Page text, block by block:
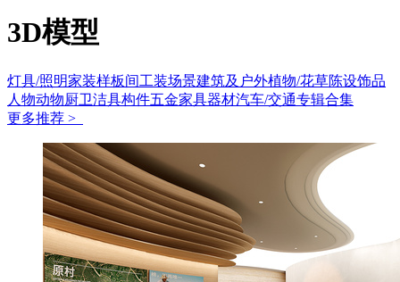
3D模型
灯具/照明家装样板间工装场景建筑及户外植物/花草陈设饰品
人物动物厨卫洁具构件五金家具器材汽车/交通专辑合集
更多推荐 >